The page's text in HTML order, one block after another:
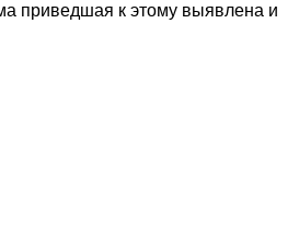
приведшая к этому выявлена и